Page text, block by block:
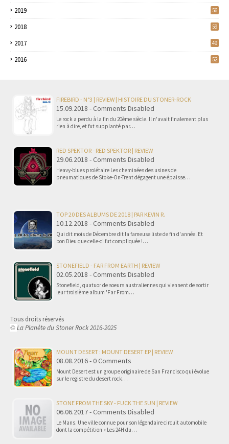
2019 56
2018 59
2017 49
2016 52
FIREBIRD - N°3 | REVIEW | HISTOIRE DU STONER-ROCK
15.09.2018 - Comments Disabled
Le rock a perdu à la fin du 20ème siècle. Il n'avait finalement plus
rien à dire, et fut supplanté par…
RED SPEKTOR - RED SPEKTOR | REVIEW
29.06.2018 - Comments Disabled
Heavy-blues prolétaire Les cheminées des usines de
pneumatiques de Stoke-On-Trent dégagent une épaisse…
TOP 20 DES ALBUMS DE 2018 | PAR KEVIN R.
10.12.2018 - Comments Disabled
Qui dit mois de Décembre dit la fameuse liste de fin d'année. Et
bon Dieu que celle-ci fut compliquée !…
STONEFIELD - FAR FROM EARTH | REVIEW
02.05.2018 - Comments Disabled
Stonefield, quatuor de soeurs australiennes qui viennent de sortir
leur troisième album 'Far From…
Tous droits réservés
© La Planète du Stoner Rock 2016-2025
MOUNT DESERT : MOUNT DESERT EP | REVIEW
08.08.2016 - 0 Comments
Mount Desert est un groupe originaire de San Francisco qui évolue
sur le registre du desert rock…
STONE FROM THE SKY - FUCK THE SUN | REVIEW
06.06.2017 - Comments Disabled
Le Mans. Une ville connue pour son légendaire circuit automobile
dont la compétition « Les 24H du…